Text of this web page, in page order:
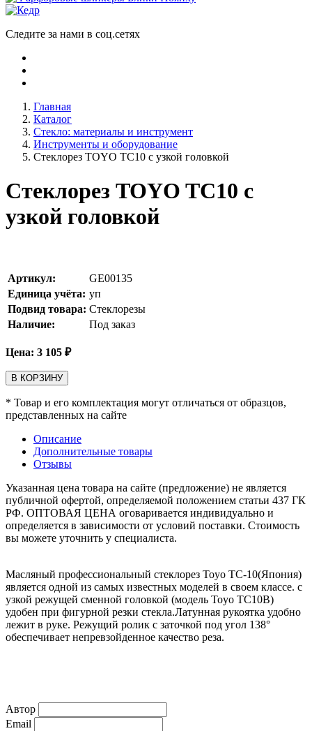
Следите за нами в соц.сетях
Главная
Каталог
Стекло: материалы и инструмент
Инструменты и оборудование
Стеклорез TOYO TC10 с узкой головкой
Стеклорез TOYO TC10 с
узкой головкой
Артикул:
GE00135
Единица учёта: уп
Подвид товара: Стеклорезы
Наличие:
Под заказ
Цена: 3 105 ₽
В КОРЗИНУ
* Товар и его комплектация могут отличаться от образцов,
представленных на сайте
Описание
Дополнительные товары
Отзывы
Указанная цена товара на сайте (предложение) не является
публичной офертой, определяемой положением статьи 437 ГК
РФ. ОПТОВАЯ ЦЕНА оговаривается индивидуально и
определяется в зависимости от условий поставки. Стоимость
вы можете уточнить у специалиста.
Масляный профессиональный стеклорез Toyo TC-10(Япония)
является одной из самых известных моделей в своем классе. с
узкой режущей сменной головкой (модель Toyo TC10B)
удобен при фигурной резки стекла.Латунная рукоятка удобно
лежит в руке. Режущий ролик с заточкой под угол 138°
обеспечивает непревзойденное качество реза.
Автор
Email